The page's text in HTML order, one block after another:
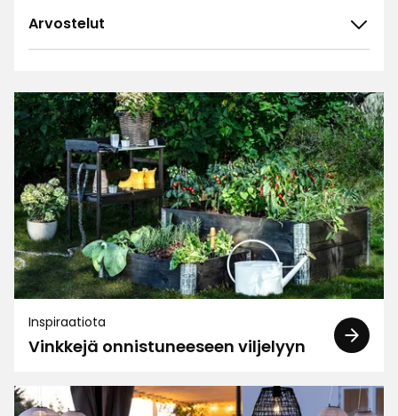
Arvostelut
4.9
73 arvostelua
3 ☆
2 ☆
1 ☆
Lajittele
Suodata
Arvostelut (73)
PS Päivi S
Kiva setti
2 viikkoa sitten
Inspiraatiota
Vinkkejä onnistuneeseen viljelyyn